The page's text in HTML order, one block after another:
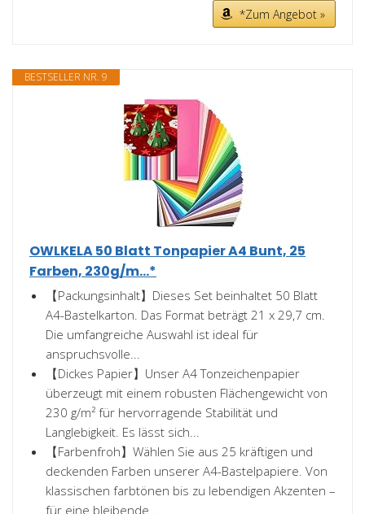
*Zum Angebot »
BESTSELLER NR. 9
OWLKELA 50 Blatt Tonpapier A4 Bunt, 25
Farben, 230g/m...*
【Packungsinhalt】Dieses Set beinhaltet 50 Blatt
A4-Bastelkarton. Das Format beträgt 21 x 29,7 cm.
Die umfangreiche Auswahl ist ideal für
anspruchsvolle...
【Dickes Papier】Unser A4 Tonzeichenpapier
überzeugt mit einem robusten Flächengewicht von
230 g/m² für hervorragende Stabilität und
Langlebigkeit. Es lässt sich...
【Farbenfroh】Wählen Sie aus 25 kräftigen und
deckenden Farben unserer A4-Bastelpapiere. Von
klassischen farbtönen bis zu lebendigen Akzenten –
für eine bleibende...